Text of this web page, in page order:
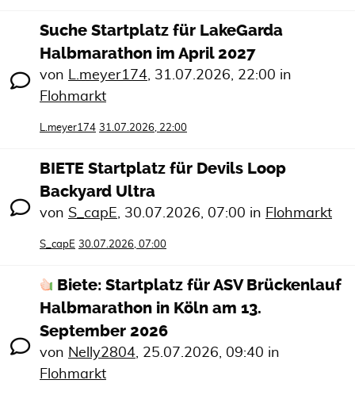
Suche Startplatz für LakeGarda
Halbmarathon im April 2027
von L.meyer174, 31.07.2026, 22:00 in
Flohmarkt
L.meyer174 31.07.2026, 22:00
BIETE Startplatz für Devils Loop
Backyard Ultra
von S_capE, 30.07.2026, 07:00 in Flohmarkt
S_capE 30.07.2026, 07:00
Biete: Startplatz für ASV Brückenlauf
Halbmarathon in Köln am 13.
September 2026
von Nelly2804, 25.07.2026, 09:40 in
Flohmarkt